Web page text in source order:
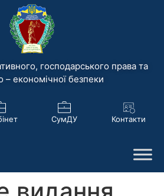
господарського права та
– економічної безпеки
СумДУ Контакти